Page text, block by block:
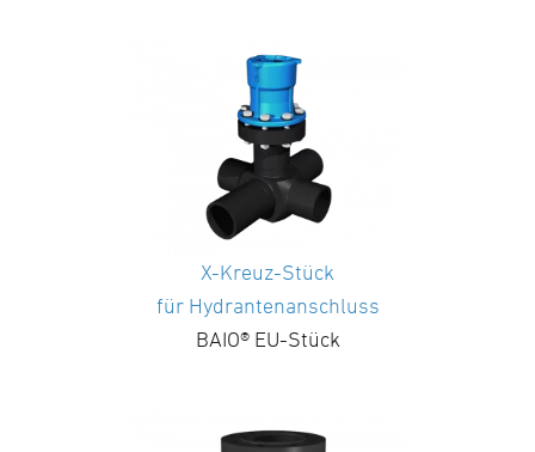
X-Kreuz-Stück
für Hydrantenanschluss
BAIO® EU-Stück